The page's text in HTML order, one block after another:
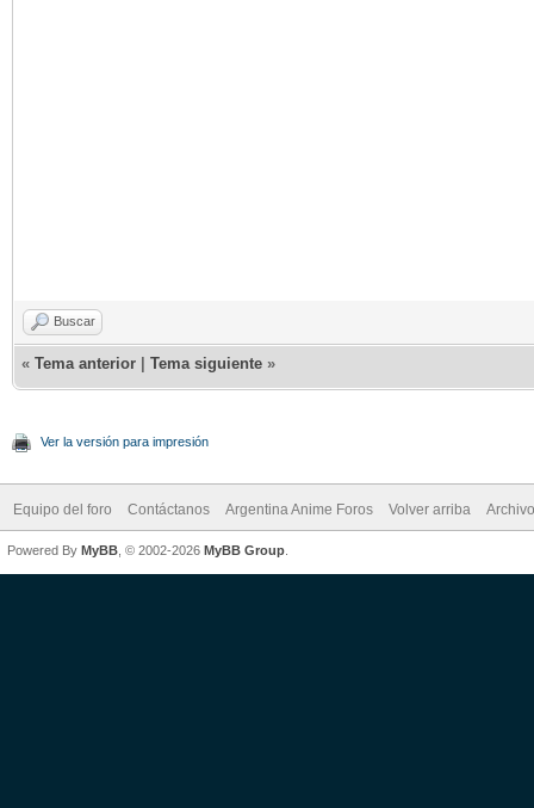
Buscar
« Tema anterior Tema siguiente »
Ver la versión para impresión
Equipo del foro Contáctanos Argentina Anime Foros Volver arriba
Powered By MyBB , © 2002-2026 MyBB Group